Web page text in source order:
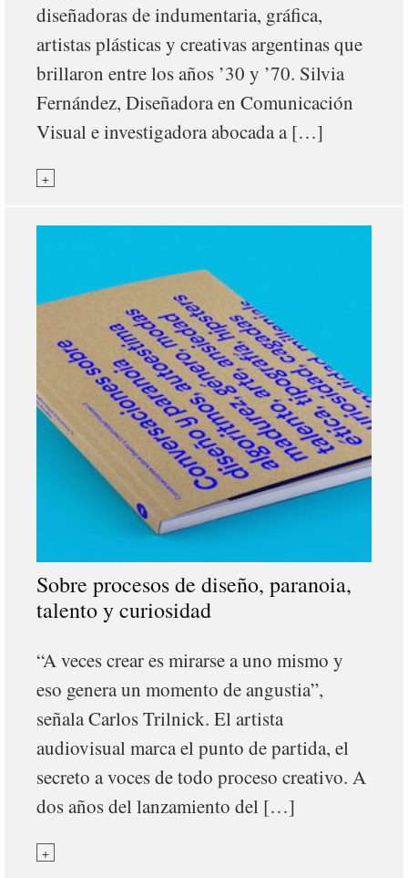
diseñadoras de indumentaria, gráfica,
artistas plásticas y creativas argentinas que
brillaron entre los años ’30 y ’70. Silvia
Fernández, Diseñadora en Comunicación
Visual e investigadora abocada a […]
+
Sobre procesos de diseño, paranoia,
talento y curiosidad
“A veces crear es mirarse a uno mismo y
eso genera un momento de angustia”,
señala Carlos Trilnick. El artista
audiovisual marca el punto de partida, el
secreto a voces de todo proceso creativo. A
dos años del lanzamiento del […]
+